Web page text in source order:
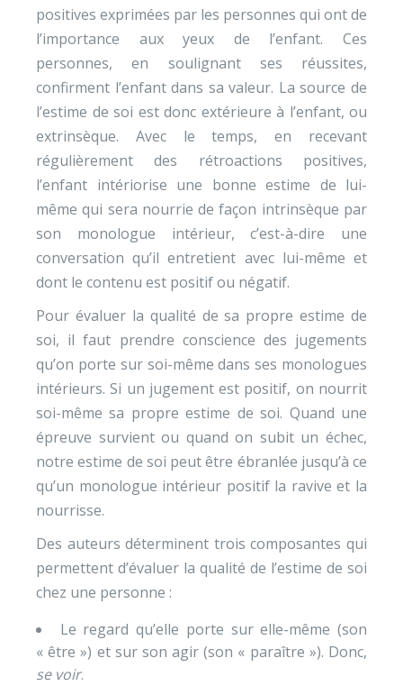
positives exprimées par les personnes qui ont de
l’importance aux yeux de l’enfant. Ces
personnes, en soulignant ses réussites,
confirment l’enfant dans sa valeur. La source de
l’estime de soi est donc extérieure à l’enfant, ou
extrinsèque. Avec le temps, en recevant
régulièrement des rétroactions positives,
l’enfant intériorise une bonne estime de lui-
même qui sera nourrie de façon intrinsèque par
son monologue intérieur, c’est-à-dire une
conversation qu’il entretient avec lui-même et
dont le contenu est positif ou négatif.
Pour évaluer la qualité de sa propre estime de
soi, il faut prendre conscience des jugements
qu’on porte sur soi-même dans ses monologues
intérieurs. Si un jugement est positif, on nourrit
soi-même sa propre estime de soi. Quand une
épreuve survient ou quand on subit un échec,
notre estime de soi peut être ébranlée jusqu’à ce
qu’un monologue intérieur positif la ravive et la
nourrisse.
Des auteurs déterminent trois composantes qui
permettent d’évaluer la qualité de l’estime de soi
chez une personne :
Le regard qu’elle porte sur elle-même (son
« être ») et sur son agir (son « paraître »). Donc,
se voir.